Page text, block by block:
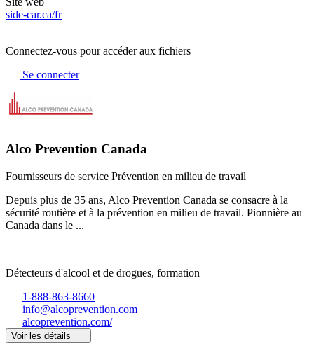
side-car.ca/fr
Connectez-vous pour accéder aux fichiers
Se connecter
Alco Prevention Canada
Fournisseurs de service Prévention en milieu de travail
Depuis plus de 35 ans, Alco Prevention Canada se consacre à la
sécurité routière et à la prévention en milieu de travail. Pionnière au
Canada dans le ...
Détecteurs d'alcool et de drogues, formation
1-888-863-8660
info@alcoprevention.com
alcoprevention.com/
Voir les détails